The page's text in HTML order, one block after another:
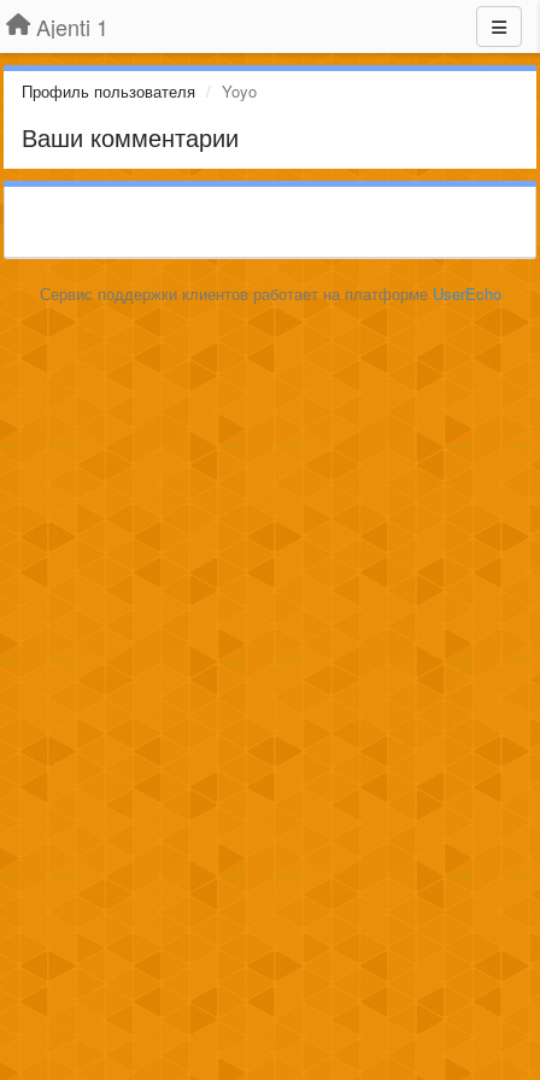
Ajenti 1
Профиль пользователя Yoyo
Ваши комментарии
Сервис поддержки клиентов работает на платформе UserEcho